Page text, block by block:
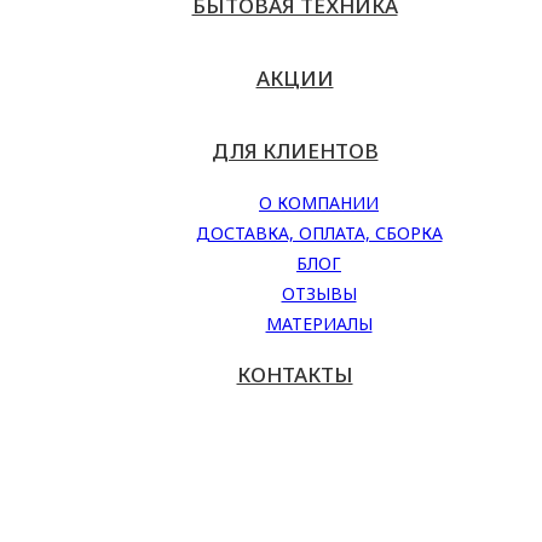
АКЦИИ
ДЛЯ КЛИЕНТОВ
О КОМПАНИИ
ДОСТАВКА, ОПЛАТА, СБОРКА
БЛОГ
ОТЗЫВЫ
МАТЕРИАЛЫ
КОНТАКТЫ